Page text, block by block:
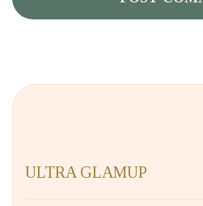
ULTRA GLAMUP